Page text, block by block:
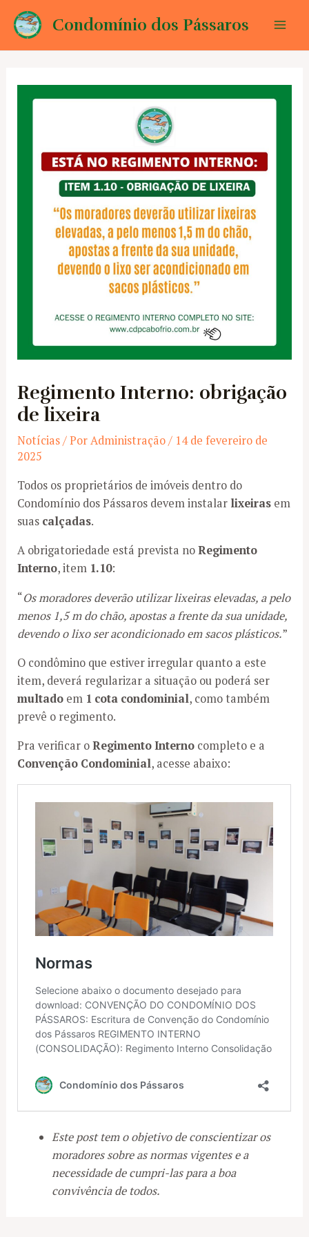
para
Condomínio dos Pássaros
Regimento Interno: obrigação
de lixeira
Notícias/ PorAdministração/ 14 de fevereiro de
2025
Todos os proprietários de imóveis dentro do
Condomínio dos Pássaros devem instalar lixeiras em
suas calçadas.
A obrigatoriedade está prevista noRegimento
Interno, item 1.10:
“Os moradores deverão utilizar lixeiras elevadas, a pelo
menos 1,5 m do chão, apostas a frente da sua unidade,
devendo o lixo ser acondicionado em sacos plásticos.”
O condômino que estiver irregular quanto a este
item, deverá regularizar a situação ou poderá ser
multado em 1 cota condominial, como também
prevê o regimento.
Pra verificar oRegimento Interno completo e a
Convenção Condominial, acesse abaixo:
Este post tem o objetivo de conscientizar os
moradores sobre as normas vigentes e a
necessidade de cumpri-las para a boa
convivência de todos.